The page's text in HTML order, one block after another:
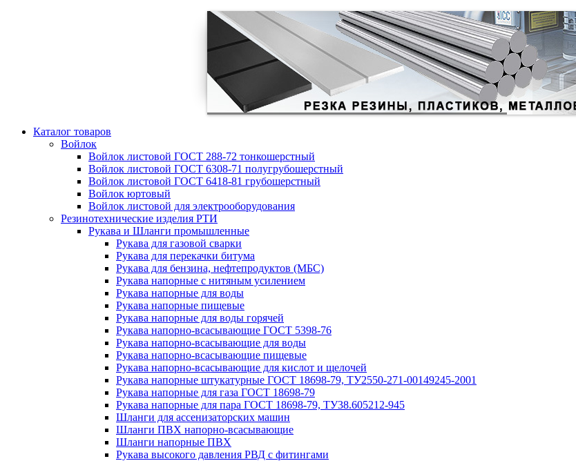
Каталог товаров
Войлок
Войлок листовой ГОСТ 288-72 тонкошерстный
Войлок листовой ГОСТ 6308-71 полугрубошерстный
Войлок листовой ГОСТ 6418-81 грубошерстный
Войлок юртовый
Войлок листовой для электрооборудования
Резинотехнические изделия РТИ
Рукава и Шланги промышленные
Рукава для газовой сварки
Рукава для перекачки битума
Рукава для бензина, нефтепродуктов (МБС)
Рукава напорные с нитяным усилением
Рукава напорные для воды
Рукава напорные пищевые
Рукава напорные для воды горячей
Рукава напорно-всасывающие ГОСТ 5398-76
Рукава напорно-всасывающие для воды
Рукава напорно-всасывающие пищевые
Рукава напорно-всасывающие для кислот и щелочей
Рукава напорные штукатурные ГОСТ 18698-79, ТУ2550-271-00149245-2001
Рукава напорные для газа ГОСТ 18698-79
Рукава напорные для пара ГОСТ 18698-79, ТУ38.605212-945
Шланги для ассенизаторских машин
Шланги ПВХ напорно-всасывающие
Шланги напорные ПВХ
Рукава высокого давления РВД с фитингами